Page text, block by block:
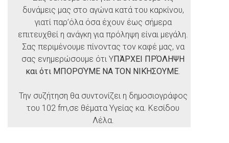
δυνάμεις μας στο αγώνα κατά του καρκίνου,
γιατί παρ’όλα όσα έχουν έως σήμερα
επιτευχθεί η ανάγκη για πρόληψη είναι μεγάλη.
Σας περιμένουμε πίνοντας τον καφέ μας, να
σας ενημερώσουμε ότι ΥΠΆΡΧΕΙ ΠΡΌΛΗΨΗ
και ότι ΜΠΟΡΟΎΜΕ ΝΑ ΤΟΝ ΝΙΚΉΣΟΥΜΕ.
Την συζήτηση θα συντονίζει η δημοσιογράφος
του 102 fm,σε θέματα Υγείας κα. Κεσίδου
Λέλα.